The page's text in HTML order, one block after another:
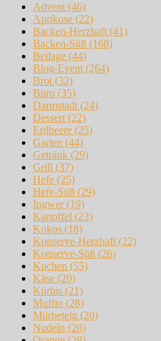
Advent (46)
Aprikose (22)
Backen-Herzhaft (41)
Backen-Süß (168)
Beilage (44)
Blog-Event (264)
Brot (32)
Büro (35)
Darmstadt (24)
Dessert (22)
Erdbeere (25)
Garten (44)
Getränk (29)
Grill (37)
Hefe (25)
Hefe-Süß (29)
Ingwer(19)
Kartoffel (23)
Kokos (18)
Konserve-Herzhaft (22)
Konserve-Süß (26)
Kuchen (55)
Käse (20)
Kürbis (21)
Muffin (28)
Mürbeteig (20)
Nudeln (20)